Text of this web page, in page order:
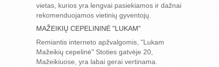
vietas, kurios yra lengvai pasiekiamos ir dažnai
rekomenduojamos vietinių gyventojų.
MAŽEIKIŲ CEPELININĖ "LUKAM"
Remiantis interneto apžvalgomis, "Lukam
Mažeikių cepelinė" Stoties gatvėje 20,
Mažeikiuose, yra labai gerai vertinama.